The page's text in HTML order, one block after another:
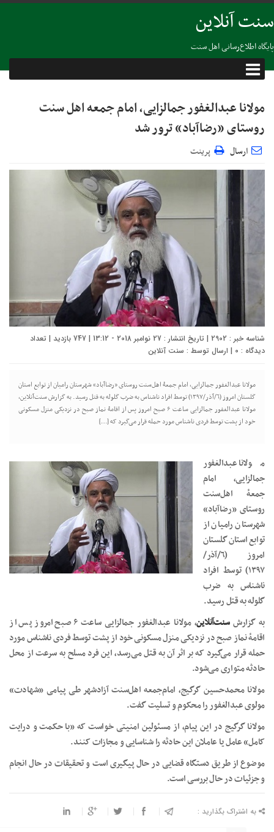
سنت آنلاین
پایگاه اطلاع‌رسانی اهل سنت
مولانا عبدالغفور جمالزایی، امام جمعه اهل سنت
روستای «رضاآباد» ترور شد
ارسال پرینت
شناسه خبر : 2902 | تاریخ انتشار : 27 نوامبر 2018 - 13:12 | 747 بازدید | تعداد
دیدگاه : 0 | ارسال توسط : سنت آنلاین
مولانا عبدالغفور جمالزایی، امام جمعۀ اهل‌سنت روستای «رضاآباد» شهرستان رامیان از توابع استان
گلستان امروز (٦/آذر/١٣٩٧) توسط افراد ناشناس به ضرب گلوله به قتل رسید. به گزارش سنت‌آنلاین،
مولانا عبدالغفور جمالزایی ساعت ۶ صبح امروز پس از اقامۀ نماز صبح در نزدیکی منزل مسکونی
خود از پشت توسط فردی ناشناس مورد حمله قرار می‌گیرد که […]
مولانا عبدالغفور
جمالزایی، امام
جمعۀ اهل‌سنت
روستای «رضاآباد»
شهرستان رامیان از
توابع استان گلستان
امروز (٦/آذر/
١٣٩٧) توسط افراد
ناشناس به ضرب
گلوله به قتل رسید.
به گزارش سنت‌آنلاین
، مولانا عبدالغفور جمالزایی ساعت ۶ صبح امروز پس از
اقامۀ نماز صبح در نزدیکی منزل مسکونی خود از پشت توسط فردی ناشناس مورد
حمله قرار می‌گیرد که بر اثر آن به قتل می‌رسد، این فرد مسلح به سرعت از محل
حادثه متواری می‌شود.
مولانا محمدحسین گرگیج، امام‌جمعه اهل‌سنت آزادشهر طی پیامی «شهادت»
مولوی عبدالغفور را محکوم و تسلیت گفت.
مولانا گرگیج در این پیام، از مسئولین امنیتی خواست که «با حکمت و درایت
کامل» عامل یا عاملان این حادثه را شناسایی و مجازات کنند.
موضوع از طریق دستگاه قضایی در حال پیگیری است و تحقیقات در حال انجام
و جزئیات در حال بررسی است.
به اشتراک بگذارید :